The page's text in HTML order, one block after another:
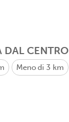
DAL CENTRO
Meno di 3 km